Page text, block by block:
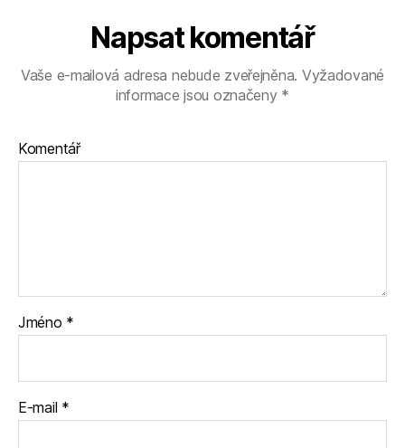
Napsat komentář
Vaše e-mailová adresa nebude zveřejněna. Vyžadované
informace jsou označeny *
Komentář
Jméno *
E-mail *